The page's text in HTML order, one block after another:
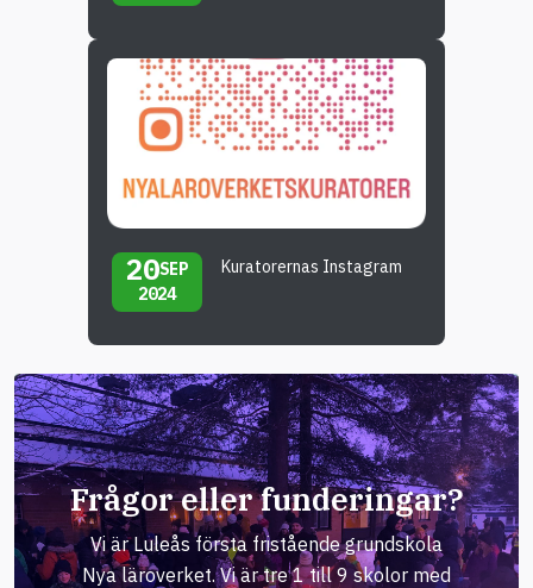
20SEP
2024
Kuratorernas Instagram
Frågor eller funderingar?
Vi är Luleås första fristående grundskola
Nya läroverket. Vi är tre 1 till 9 skolor med